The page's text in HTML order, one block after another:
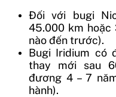
Đối với bugi
45.000 km hoặc
nào đến trước).
Bugi Iridium có
thay mới sau
đương 4 – 7
hành).